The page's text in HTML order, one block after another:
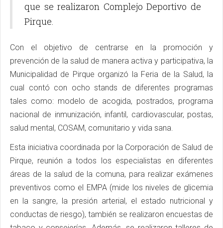
que se realizaron Complejo Deportivo de
Pirque.
Con el objetivo de centrarse en la promoción y
prevención de la salud de manera activa y participativa, la
Municipalidad de Pirque organizó la Feria de la Salud, la
cual contó con ocho stands de diferentes programas
tales como: modelo de acogida, postrados, programa
nacional de inmunización, infantil, cardiovascular, postas,
salud mental, COSAM, comunitario y vida sana.
Esta iniciativa coordinada por la Corporación de Salud de
Pirque, reunión a todos los especialistas en diferentes
áreas de la salud de la comuna, para realizar exámenes
preventivos como el EMPA (mide los niveles de glicemia
en la sangre, la presión arterial, el estado nutricional y
conductas de riesgo), también se realizaron encuestas de